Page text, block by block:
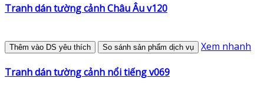
Tranh dán tường cảnh Châu Âu v120
Thêm vào DS yêu thích So sánh sản phẩm dịch vụ Xem nhanh
Tranh dán tường cảnh nổi tiếng v069